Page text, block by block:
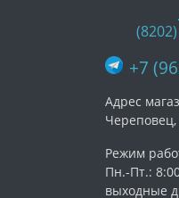
(8202)
+7
Адрес
Режим
Пн.-Пт.:
выходные